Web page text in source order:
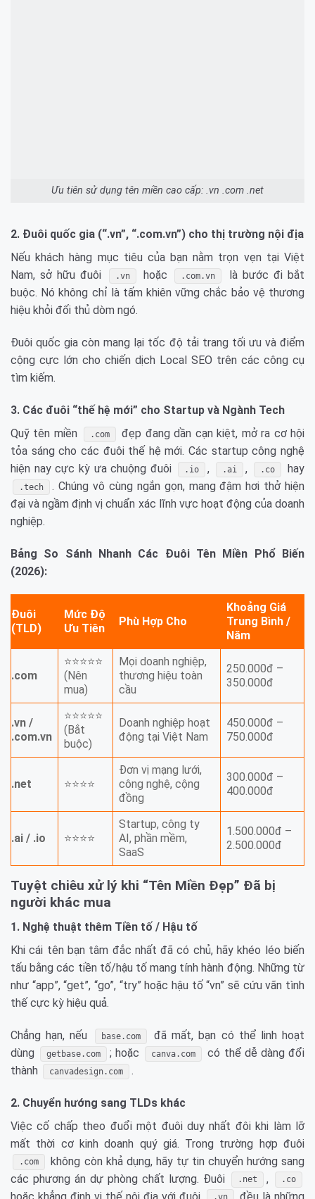
Ưu tiên sử dụng tên miền cao cấp: .vn .com .net
2. Đuôi quốc gia (“.vn”, “.com.vn”) cho thị trường nội địa
Nếu khách hàng mục tiêu của bạn nằm trọn vẹn tại Việt
Nam, sở hữu đuôi
.vn hoặc .com.vn
là bước đi bắt
buộc. Nó không chỉ là tấm khiên vững chắc bảo vệ thương
hiệu khỏi đối thủ dòm ngó.
Đuôi quốc gia còn mang lại tốc độ tải trang tối ưu và điểm
cộng cực lớn cho chiến dịch Local SEO trên các công cụ
tìm kiếm.
3. Các đuôi “thế hệ mới” cho Startup và Ngành Tech
Quỹ tên miền
.com
đẹp đang dần cạn kiệt, mở ra cơ hội
tỏa sáng cho các đuôi thế hệ mới. Các startup công nghệ
hiện nay cực kỳ ưa chuộng đuôi
.io , .ai , .co hay
.tech
. Chúng vô cùng ngắn gọn, mang đậm hơi thở hiện
đại và ngầm định vị chuẩn xác lĩnh vực hoạt động của doanh
nghiệp.
Bảng So Sánh Nhanh Các Đuôi Tên Miền Phổ Biến
(2026):
Đuôi
(TLD)
Mức Độ
Ưu Tiên
Phù Hợp Cho
Khoảng Giá
Trung Bình /
Năm
.com
⭐⭐⭐⭐⭐
(Nên
mua)
Mọi doanh nghiệp,
thương hiệu toàn
cầu
250.000đ –
350.000đ
.vn /
.com.vn
⭐⭐⭐⭐⭐
(Bắt
buộc)
Doanh nghiệp hoạt
động tại Việt Nam
450.000đ –
750.000đ
.net ⭐⭐⭐⭐
Đơn vị mạng lưới,
công nghệ, cộng
đồng
300.000đ –
400.000đ
.ai / .io ⭐⭐⭐⭐
Startup, công ty
AI, phần mềm,
SaaS
1.500.000đ –
2.500.000đ
Tuyệt chiêu xử lý khi “Tên Miền Đẹp” Đã bị
người khác mua
1. Nghệ thuật thêm Tiền tố / Hậu tố
Khi cái tên bạn tâm đắc nhất đã có chủ, hãy khéo léo biến
tấu bằng các tiền tố/hậu tố mang tính hành động. Những từ
như “app”, “get”, “go”, “try” hoặc hậu tố “vn” sẽ cứu vãn tình
thế cực kỳ hiệu quả.
Chẳng hạn, nếu base.com
đã mất, bạn có thể linh hoạt
dùng
getbase.com ; hoặc canva.com
có thể dễ dàng đổi
thành
canvadesign.com .
2. Chuyển hướng sang TLDs khác
Việc cố chấp theo đuổi một đuôi duy nhất đôi khi làm lỡ
mất thời cơ kinh doanh quý giá. Trong trường hợp đuôi
.com
không còn khả dụng, hãy tự tin chuyển hướng sang
các phương án dự phòng chất lượng. Đuôi
.net , .co
hoặc khẳng định vị thế nội địa với đuôi đều là những